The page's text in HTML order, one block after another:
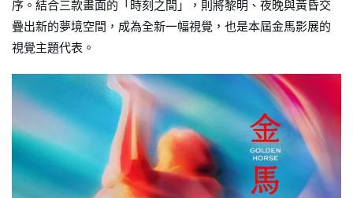
序。結合三款畫面的「時刻之間」，則將黎明、夜晚與黃昏交
疊出新的夢境空間，成為全新一幅視覺，也是本屆金馬影展的
視覺主題代表。